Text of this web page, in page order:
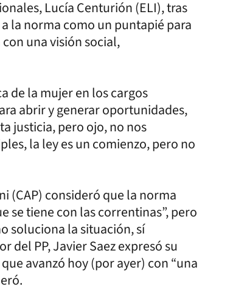
Lucía Centurión (ELI), tras
la norma como un puntapié para
una visión social,
de la mujer en los cargos
abrir y generar oportunidades,
justicia, pero ojo, no nos
la ley es un comienzo, pero no
(CAP) consideró que la norma
se tiene con las correntinas”, pero
soluciona la situación, sí
del PP, Javier Saez expresó su
avanzó hoy (por ayer) con “una